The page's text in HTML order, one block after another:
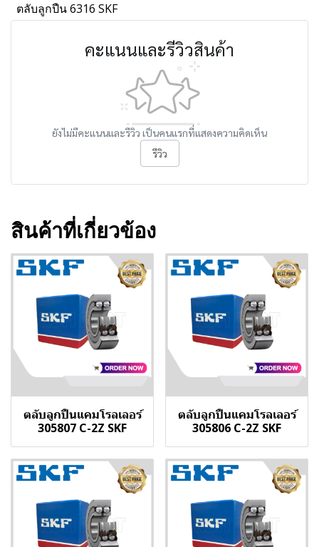
ตลับลูกปืน 6316 SKF
คะแนนและรีวิวสินค้า
ยังไม่มีคะแนนและรีวิว เป็นคนแรกที่แสดงความคิดเห็น
รีวิว
สินค้าที่เกี่ยวข้อง
ตลับลูกปืนแคมโรลเลอร์
305807 C-2Z SKF
ตลับลูกปืนแคมโรลเลอร์
305806 C-2Z SKF